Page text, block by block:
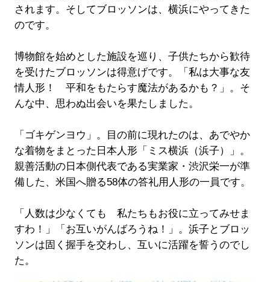
されます。そしてブロッソンは、横浜にやってきた
のです。
博物館を始めとした施設を巡り、子供たちから歓待
を受けたブロッソンは得意げです。「私は大事な友
情人形！ 平和をもたらす魔法があるかも？」。そ
んな中、思わぬ出会いを果たしました。
「ゴキゲンヨウ」。目の前に現れたのは、あでやか
な着物をまとった日本人形「ミス横浜（浜子）」。
親善活動の日本側代表である実業家・渋沢栄一が準
備した、米国へ贈る58体の答礼用人形の一員です。
「人数は少なくても 私たちもお役に立ってみせま
すわ！」「お互いがんばろうね！」。浜子とブロッ
ソンは固く握手を交わし、互いに活躍を誓うのでし
た。